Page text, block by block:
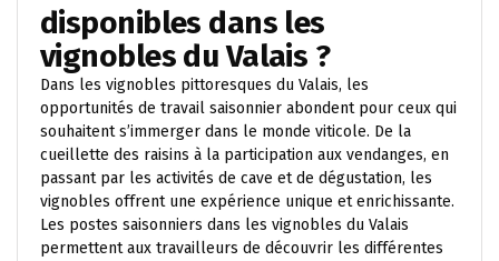
disponibles dans les
vignobles du Valais ?
Dans les vignobles pittoresques du Valais, les
opportunités de travail saisonnier abondent pour ceux qui
souhaitent s’immerger dans le monde viticole. De la
cueillette des raisins à la participation aux vendanges, en
passant par les activités de cave et de dégustation, les
vignobles offrent une expérience unique et enrichissante.
Les postes saisonniers dans les vignobles du Valais
permettent aux travailleurs de découvrir les différentes